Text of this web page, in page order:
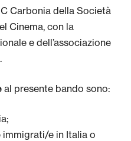
Carbonia della Società
Cinema, con la
e dell’associazione
al presente bando sono:
immigrati/e in Italia o